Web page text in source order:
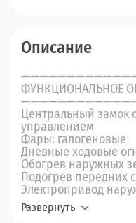
Описание
ФУНКЦИОНАЛЬНОЕ
Центральный замок
управлением
Фары: галогеновые
Дневные ходовые
Обогрев наружных
Подогрев передних
Электропривод
Развернуть